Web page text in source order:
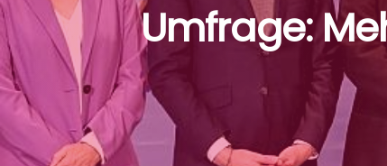
Umfrage: